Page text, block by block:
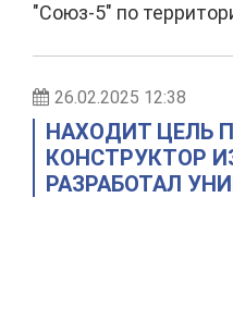
"Союз-5" по
26.02.2025 12:38
НАХОДИТ ЦЕЛЬ
КОНСТРУКТОР
РАЗРАБОТАЛ